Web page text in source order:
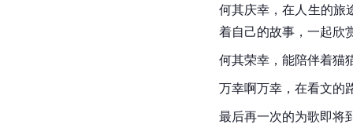
何其庆幸，在人生的旅
着自己的故事，一起欣
何其荣幸，能陪伴着猫
万幸啊万幸，在看文的
最后再一次的为歌即将